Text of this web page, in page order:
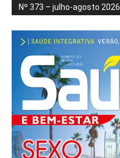
Nº 373 – julho-agosto 2026